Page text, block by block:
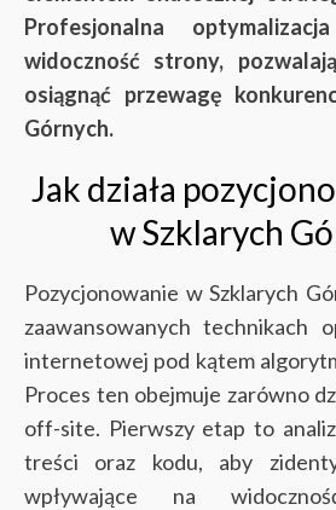
Profesjonalna
widoczność strony,
osiągnąć przewagę
Górnych.
Jak działa
w Szklarych
Pozycjonowanie w Szklarych
zaawansowanych technikach
internetowej pod kątem
Proces ten obejmuje zarówno
off-site. Pierwszy etap to
treści oraz kodu, aby
wpływające na